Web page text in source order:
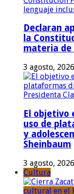
Declaran
la
materia de
3 agosto, 2026
El objetivo
uso de
y
Sheinbaum
3 agosto, 2026
Cultura